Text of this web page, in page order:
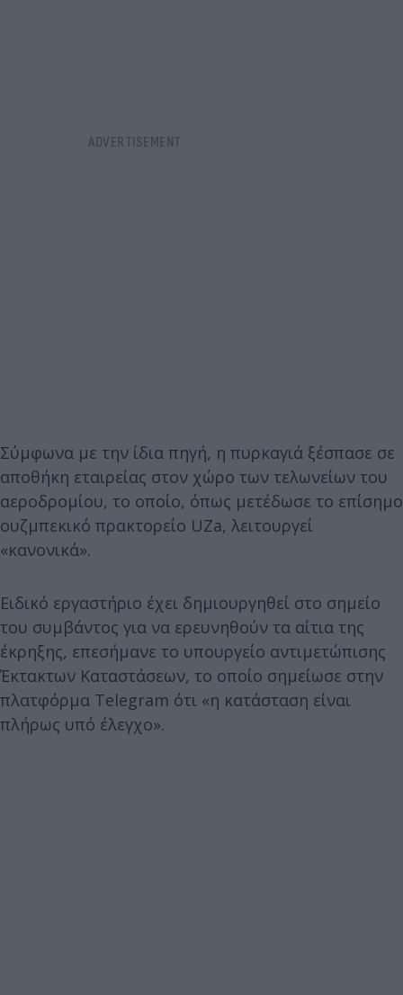
Σύμφωνα με την ίδια πηγή, η πυρκαγιά ξέσπασε σε
αποθήκη εταιρείας στον χώρο των τελωνείων του
αεροδρομίου, το οποίο, όπως μετέδωσε το επίσημο
ουζμπεκικό πρακτορείο UZa, λειτουργεί
«κανονικά».
Ειδικό εργαστήριο έχει δημιουργηθεί στο σημείο
του συμβάντος για να ερευνηθούν τα αίτια της
έκρηξης, επεσήμανε το υπουργείο αντιμετώπισης
Έκτακτων Καταστάσεων, το οποίο σημείωσε στην
πλατφόρμα Telegram ότι «η κατάσταση είναι
πλήρως υπό έλεγχο».